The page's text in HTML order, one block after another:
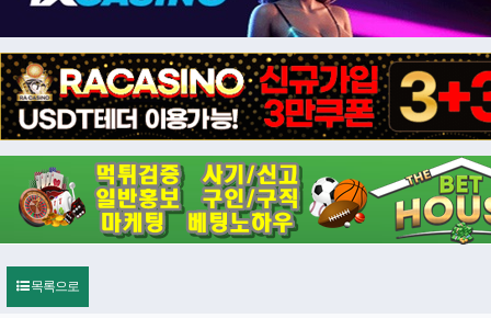
목록으로